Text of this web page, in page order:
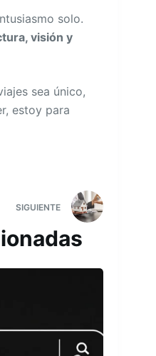
solo.
visión y
sea único,
estoy para
SIGUIENTE